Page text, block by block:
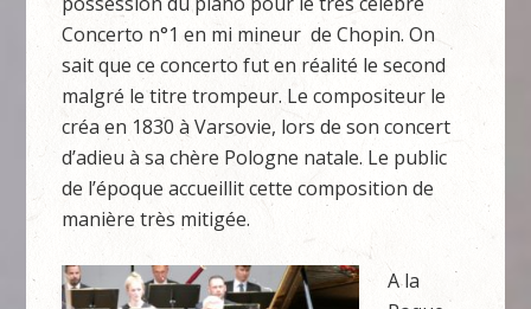
Concerto n°1 en mi mineur de Chopin. On
sait que ce concerto fut en réalité le second
malgré le titre trompeur. Le compositeur le
créa en 1830 à Varsovie, lors de son concert
d’adieu à sa chère Pologne natale. Le public
de l’époque accueillit cette composition de
manière très mitigée.
A la